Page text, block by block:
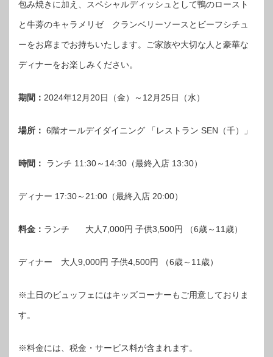
包み焼きに加え、スペシャルディッシュとして鴨のロースト
と牛蒡のキャラメリゼ クランベリーソースとビーフシチュ
ーをお席までお持ちいたします。ご家族や大切な人と豪華な
ディナーをお楽しみください。
期間： 2024年12月20日（金）～12月25日（水）
場所： 6階オールデイダイニング 「レストラン SEN（千）」
時間： ランチ 11:30～14:30（最終入店 13:30）
ディナー 17:30～21:00（最終入店 20:00）
料金： ランチ 大人7,000円 子供3,500円 （6歳～11歳）
ディナー 大人9,000円 子供4,500円 （6歳～11歳）
※土日のビュッフェにはキッズコーナーもご用意しておりま
す。
※料金には、税金・サービス料が含まれます。